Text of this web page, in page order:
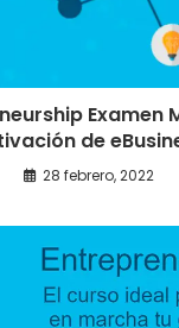
Examen
de
28 febrero, 2022